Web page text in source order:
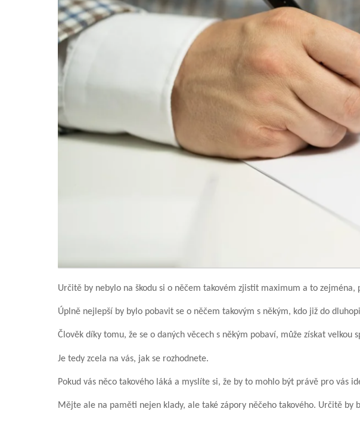
Určitě by nebylo na škodu si o něčem takovém zjistit maximum a to zejména,
Úplně nejlepší by bylo pobavit se o něčem takovým s někým, kdo již do
Člověk díky tomu, že se o daných věcech s někým pobaví, může získat
Je tedy zcela na vás, jak se rozhodnete.
Pokud vás něco takového láká a myslíte si, že by to mohlo být právě pro vás
Mějte ale na paměti nejen klady, ale také zápory něčeho takového. Určitě